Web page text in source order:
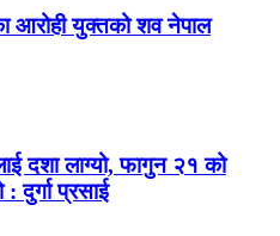
आरोही युक्तको शव नेपाल
दशा लाग्यो, फागुन २१ को
दुर्गा प्रसाई